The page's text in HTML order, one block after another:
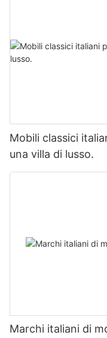
Mobili classici
una villa di lusso.
Marchi italiani di